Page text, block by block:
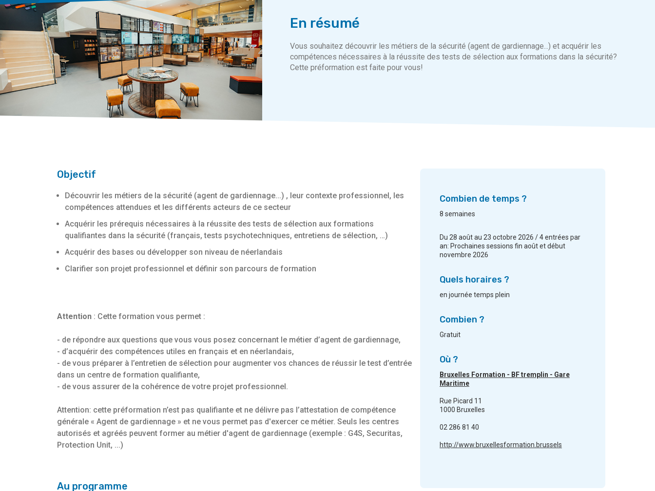
En résumé
Vous souhaitez découvrir les métiers de la sécurité (agent de gardiennage...) et acquérir les
compétences nécessaires à la réussite des tests de sélection aux formations dans la sécurité?
Cette préformation est faite pour vous!
Objectif
Découvrir les métiers de la sécurité (agent de gardiennage...) , leur contexte professionnel, les
compétences attendues et les différents acteurs de ce secteur
Acquérir les prérequis nécessaires à la réussite des tests de sélection aux formations
qualifiantes dans la sécurité (français, tests psychotechniques, entretiens de sélection, …)
Acquérir des bases ou développer son niveau de néerlandais
Clarifier son projet professionnel et définir son parcours de formation
Attention : Cette formation vous permet :
- de répondre aux questions que vous vous posez concernant le métier d’agent de gardiennage,
- d’acquérir des compétences utiles en français et en néerlandais,
- de vous préparer à l’entretien de sélection pour augmenter vos chances de réussir le test d’entrée
dans un centre de formation qualifiante,
- de vous assurer de la cohérence de votre projet professionnel.
Attention: cette préformation n’est pas qualifiante et ne délivre pas l’attestation de compétence
générale « Agent de gardiennage » et ne vous permet pas d'exercer ce métier. Seuls les centres
autorisés et agréés peuvent former au métier d'agent de gardiennage (exemple : G4S, Securitas,
Protection Unit, ...)
Au programme
Combien de temps ?
8 semaines
Du 28 août au 23 octobre 2026 / 4 entrées par
an: Prochaines sessions fin août et début
novembre 2026
Quels horaires ?
en journée temps plein
Combien ?
Gratuit
Où ?
Bruxelles Formation - BF tremplin - Gare
Maritime
Rue Picard 11
1000 Bruxelles
02 286 81 40
http://www.bruxellesformation.brussels